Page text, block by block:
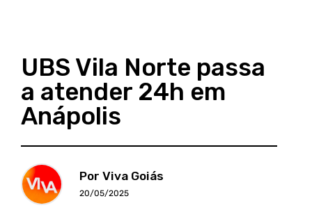
UBS Vila Norte passa
a atender 24h em
Anápolis
Por Viva Goiás
20/05/2025